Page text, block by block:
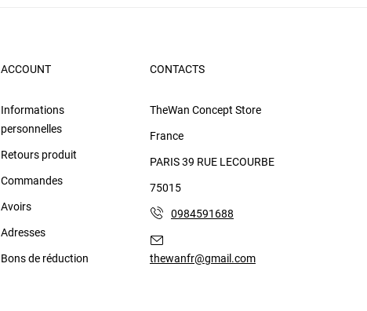
ACCOUNT
Informations
personnelles
Retours produit
Commandes
Avoirs
Adresses
Bons de réduction
CONTACTS
TheWan Concept Store
France
PARIS 39 RUE LECOURBE
75015
0984591688
thewanfr@gmail.com